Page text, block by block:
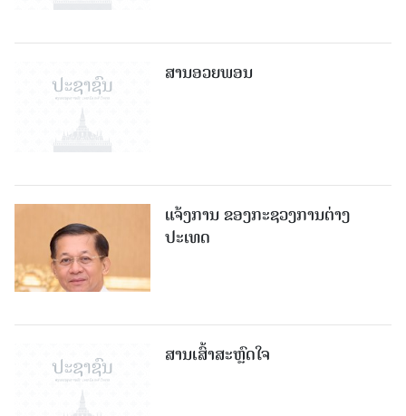
ສານອວຍພອນ
ແຈ້ງການ ຂອງກະຊວງການຕ່າງ
ປະເທດ
ສານເສົ້າສະຫຼົດໃຈ